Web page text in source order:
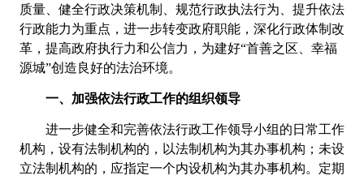
质量、健全行政决策机制、规范行政执法行为、提升依法
行政能力为重点，进一步转变政府职能，深化行政体制改
革，提高政府执行力和公信力，为建好“首善之区、幸福
源城”创造良好的法治环境。
一、加强依法行政工作的组织领导
进一步健全和完善依法行政工作领导小组的日常工作
机构，设有法制机构的，以法制机构为其办事机构；未设
立法制机构的，应指定一个内设机构为其办事机构。定期